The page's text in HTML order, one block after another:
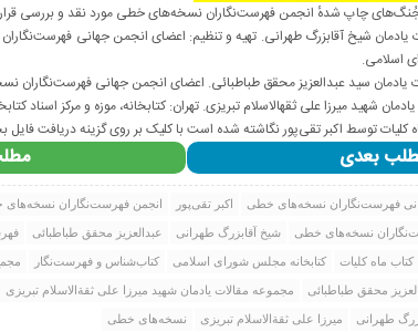
جُنگ‌های چاپ شدهٔ انجمن فهرست‌نگاران نسخه‌های خطی مورد نقد و بررسی
شیخ آقابزرگ طهرانی. تهیه و تنظیم: اعضای انجمن جهانی
اسلامی.
یادمان سید عبدالعزیز محقق طباطبائی. اعضای انجمن جهانی
شهید میرزا علی ثقهالاسلام تبریزی. تهران: کتابخانه، موزه و مرکز اسناد
کلیات توسط اکبر تقی‌پور نگاشته شده است با کلیک بر روی گزینه دریافت فایل
بعدی
فهرست‌نگاران نسخه‌های خطی اکبر تقی‌پور انجمن فهرست‌نگاران
نسخه‌های خطی شیخ آقابزرگ طهرانی عبدالعزیز محقق طباطبائی
کتاب ماه کلیات کتابخانه مجلس شورای اسلامی کتاب‌شناس و فهرست‌نگار
محقق طباطبائی مجموعه مقالات یادمان شهید میرزا علی ثقةالاسلام تبریزی
طهرانی میرزا علی ثقةالاسلام تبریزی نسخه‌های خطی